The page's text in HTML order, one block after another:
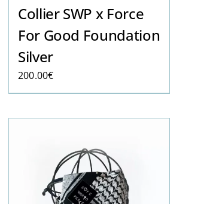
Collier SWP x Force
For Good Foundation
Silver
200.00€